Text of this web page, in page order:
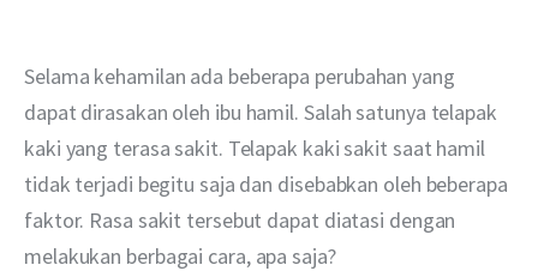
Layanan
Selama kehamilan ada beberapa perubahan yang
dapat dirasakan oleh ibu hamil. Salah satunya telapak
kaki yang terasa sakit. Telapak kaki sakit saat hamil
tidak terjadi begitu saja dan disebabkan oleh beberapa
faktor. Rasa sakit tersebut dapat diatasi dengan
melakukan berbagai cara, apa saja?